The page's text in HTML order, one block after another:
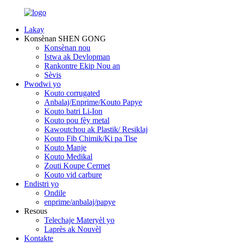
Lakay
Konsènan SHEN GONG
Konsènan nou
Istwa ak Devlopman
Rankontre Ekip Nou an
Sèvis
Pwodwi yo
Kouto corrugated
Anbalaj/Enprime/Kouto Papye
Kouto batri Li-Ion
Kouto pou fèy metal
Kawoutchou ak Plastik/ Resiklaj
Kouto Fib Chimik/Ki pa Tise
Kouto Manje
Kouto Medikal
Zouti Koupe Cermet
Kouto vid carbure
Endistri yo
Ondile
enprime/anbalaj/papye
Resous
Telechaje Materyèl yo
Laprès ak Nouvèl
Kontakte